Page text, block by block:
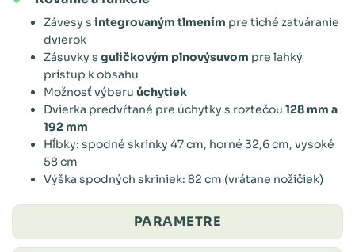
Závesy s integrovaným tlmením pre tiché zatváranie
dvierok
Zásuvky s guličkovým plnovýsuvom pre ľahký
prístup k obsahu
Možnosť výberu úchytiek
Dvierka predvŕtané pre úchytky s roztečou 128 mm a
192 mm
Hĺbky: spodné skrinky 47 cm, horné 32,6 cm, vysoké
58 cm
Výška spodných skriniek: 82 cm (vrátane nožičiek)
PARAMETRE